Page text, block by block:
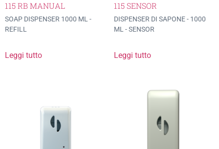
115 RB MANUAL
SOAP DISPENSER 1000 ML -
REFILL
Leggi tutto
115 SENSOR
DISPENSER DI SAPONE - 1000
ML - SENSOR
Leggi tutto